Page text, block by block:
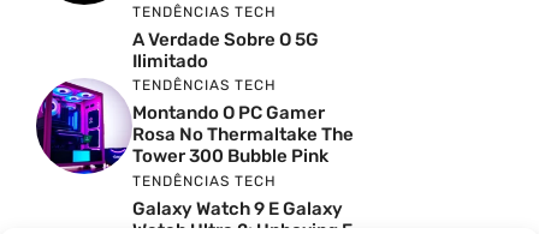
TENDÊNCIAS TECH
A Verdade Sobre O 5G
Ilimitado
TENDÊNCIAS TECH
Montando O PC Gamer
Rosa No Thermaltake The
Tower 300 Bubble Pink
TENDÊNCIAS TECH
Galaxy Watch 9 E Galaxy